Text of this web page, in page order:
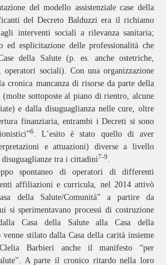
del modello assistenziale case della
del Decreto Balduzzi era il richiamo
interventi sociali a rilevanza sanitaria;
ed esplicitazione delle professionalità che
della Salute (p. es. anche ostetriche,
sociali). Con una organizzazione
cronica mancanza di risorse da parte della
(molte sottoposte al piano di rientro, alcune
e dalla disuguaglianza nelle cure, oltre
finanziaria, entrambi i Decreti si sono
6. L’esito è stato quello di aver
e attuazioni) diverse a livello
tra i cittadini7-9
spontaneo di operatori di differenti
affiliazioni e curricula, nel 2014 attivò
della Salute/Comunità” a partire da
si sperimentavano processi di costruzione
Casa della Salute alla Casa della
venne stilato dalla Casa della carità insieme
Barbieri anche il manifesto “per
A parte il cronico ritardo nella loro